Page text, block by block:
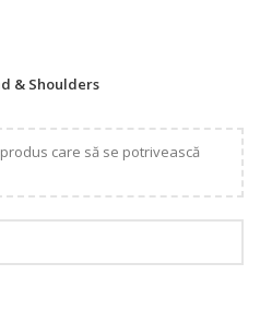
& Shoulders
care să se potrivească